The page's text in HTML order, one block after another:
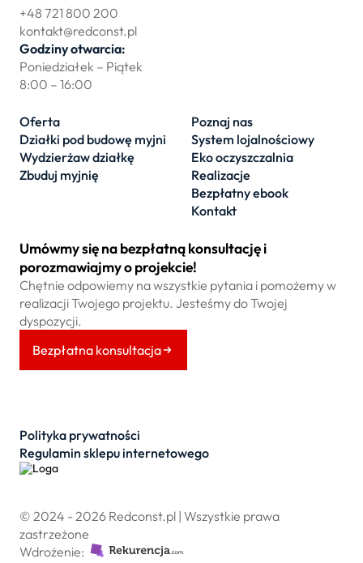
+48 721 800 200
kontakt@redconst.pl
Godziny otwarcia:
Poniedziałek – Piątek
8:00 – 16:00
Oferta
Działki pod budowę myjni
Wydzierżaw działkę
Zbuduj myjnię
Poznaj nas
System lojalnościowy
Eko oczyszczalnia
Realizacje
Bezpłatny ebook
Kontakt
Umówmy się na bezpłatną konsultację i
porozmawiajmy o projekcie!
Chętnie odpowiemy na wszystkie pytania i pomożemy w
realizacji Twojego projektu. Jesteśmy do Twojej
dyspozycji.
Bezpłatna konsultacja
Polityka prywatności
Regulamin sklepu internetowego
© 2024 - 2026 Redconst.pl | Wszystkie prawa
zastrzeżone
Wdrożenie: